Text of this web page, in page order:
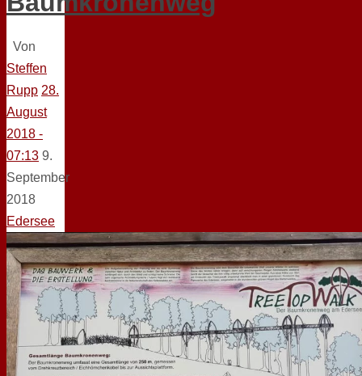
Von
Steffen
Rupp 28.
August
2018 -
07:13 9.
September
2018
Edersee